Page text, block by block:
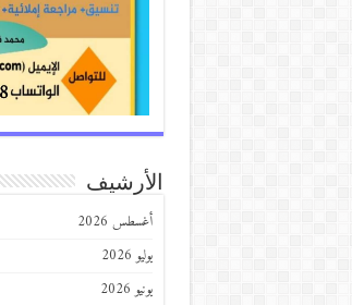
الأرشيف
أغسطس 2026
يوليو 2026
يونيو 2026